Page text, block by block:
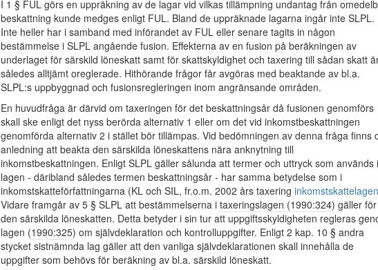
I 1 § FUL görs en uppräkning av de lagar vid vilkas tillämpning undantag från
beskattning kunde medges enligt FUL. Bland de uppräknade lagarna ingår inte SLPL.
Inte heller har i samband med införandet av FUL eller senare tagits in någon
bestämmelse i SLPL angående fusion. Effekterna av en fusion på beräkningen av
underlaget för särskild löneskatt samt för skattskyldighet och taxering till sådan skatt
således alltjämt oreglerade. Hithörande frågor får avgöras med beaktande av bl.a.
SLPL:s uppbyggnad och fusionsregleringen inom angränsande områden.
En huvudfråga är därvid om taxeringen för det beskattningsår då fusionen genomförs
skall ske enligt det nyss berörda alternativ 1 eller om det vid inkomstbeskattningen
genomförda alternativ 2 i stället bör tillämpas. Vid bedömningen av denna fråga finns
anledning att beakta den särskilda löneskattens nära anknytning till
inkomstbeskattningen. Enligt SLPL gäller sålunda att termer och uttryck som används i
lagen - däribland således termen beskattningsår - har samma betydelse som i
inkomstskatteförfattningarna (KL och SIL, fr.o.m. 2002 års taxering inkomstskattelagen
Vidare framgår av 5 § SLPL att bestämmelserna i taxeringslagen (1990:324) gäller för
den särskilda löneskatten. Detta betyder i sin tur att uppgiftsskyldigheten regleras
lagen (1990:325) om självdeklaration och kontrolluppgifter. Enligt 2 kap. 10 § andra
stycket sistnämnda lag gäller att den vanliga självdeklarationen skall innehålla de
uppgifter som behövs för beräkning av bl.a. särskild löneskatt.